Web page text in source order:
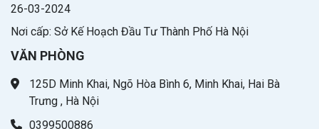
26-03-2024
Nơi cấp: Sở Kế Hoạch Đầu Tư Thành Phố Hà Nội
VĂN PHÒNG
125D Minh Khai, Ngõ Hòa Bình 6, Minh Khai, Hai Bà
Trưng , Hà Nội
0399500886